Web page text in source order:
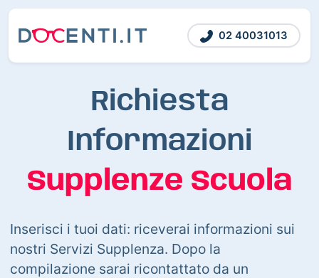
02 40031013
Richiesta
Informazioni
Supplenze Scuola
Inserisci i tuoi dati: riceverai informazioni sui
nostri Servizi Supplenza. Dopo la
compilazione sarai ricontattato da un